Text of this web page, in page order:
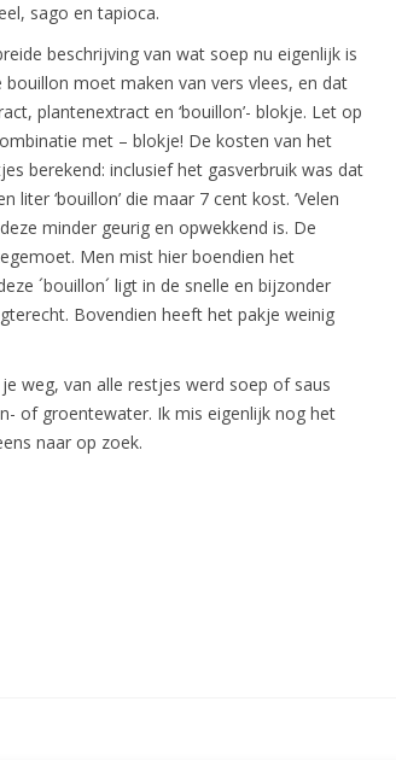
sago en tapioca.
beschrijving van wat soep nu eigenlijk is
moet maken van vers vlees, en dat
plantenextract en ‘bouillon’- blokje. Let op
met – blokje! De kosten van het
berekend: inclusief het gasverbruik was dat
‘bouillon’ die maar 7 cent kost. ‘Velen
minder geurig en opwekkend is. De
Men mist hier boendien het
´bouillon´ ligt in de snelle en bijzonder
Bovendien heeft het pakje weinig
weg, van alle restjes werd soep of saus
of groentewater. Ik mis eigenlijk nog het
naar op zoek.